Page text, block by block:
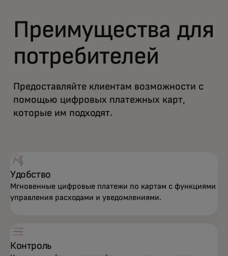
Преимущества для
потребителей
Предоставляйте клиентам возможности с
помощью цифровых платежных карт,
которые им подходят.
Удобство
Мгновенные цифровые платежи по картам с функциями
управления расходами и уведомлениями.
Контроль